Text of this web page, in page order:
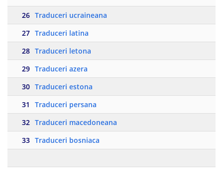
26 Traduceri ucraineana
27 Traduceri latina
28 Traduceri letona
29 Traduceri azera
30 Traduceri estona
31
Traduceri persana
32 Traduceri macedoneana
33 Traduceri bosniaca